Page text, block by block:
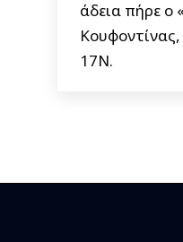
άδεια πήρε ο
17Ν.